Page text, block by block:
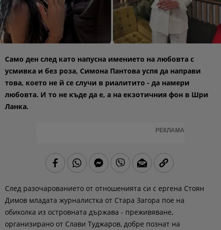
Само ден след като напусна имението на любовта с
усмивка и без роза, Симона Пантова успя да направи
това, което не й се случи в риалитито - да намери
любовта. И то не къде да е, а на екзотичния фон в Шри
Ланка.
РЕКЛАМА
След разочарованието от отношенията си с ергена Стоян
Димов младата журналистка от Стара Загора пое на
обиколка из островната държава - преживяване,
организирано от Слави Туджаров, добре познат на